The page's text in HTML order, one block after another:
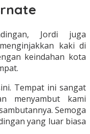
Jordi juga
kaki di
keindahan kota
Tempat ini sangat
menyambut kami
Semoga
yang luar biasa